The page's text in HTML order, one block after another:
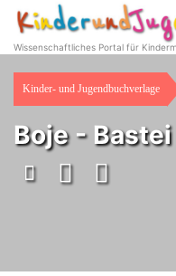
Wissenschaftliches Portal für
Kinder- und Jugendbuchverlage
Boje -